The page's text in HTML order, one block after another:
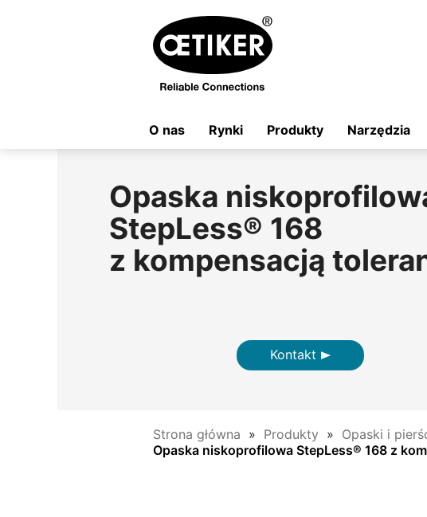
O nas Rynki Produkty Narzędzia
Opaska
StepLess® 168
z kompensacją
Kontakt
Strona główna Produkty Opaski i
Opaska niskoprofilowa StepLess® 168 z